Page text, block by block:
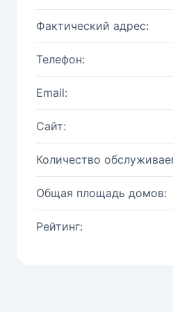
Фактический адрес:
Телефон:
Email:
Сайт:
Количество
Общая площадь домов:
Рейтинг: